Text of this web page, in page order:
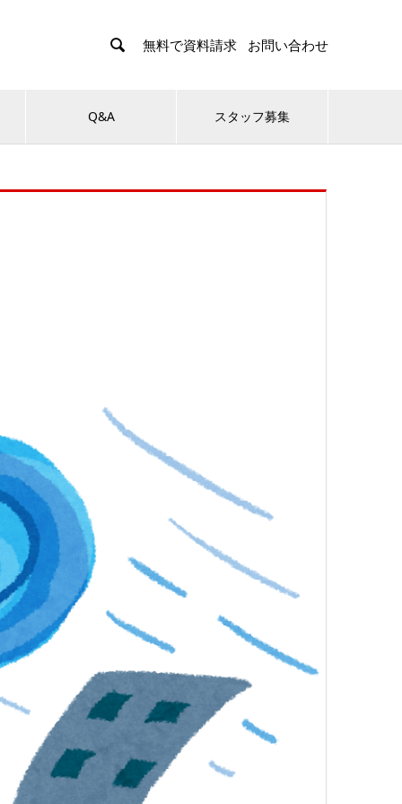
 無料で資料請求 お問い合わせ
Q&A スタッフ募集